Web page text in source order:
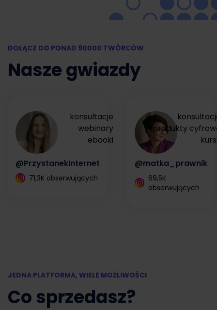
DOŁĄCZ DO PONAD 90000 TWÓRCÓW
Nasze gwiazdy
konsultacje
webinary
ebooki
@PrzystanekInternet
71,3K obserwujących
produkty
@matka_prawnik
69,5K
obserwujących
JEDNA PLATFORMA, WIELE MOŻLIWOŚCI
Co sprzedasz?